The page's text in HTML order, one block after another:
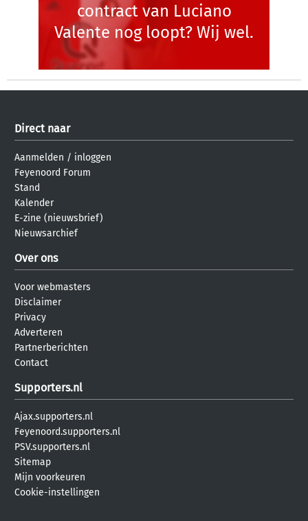
contract van Luciano
Valente nog loopt? Wij wel.
Direct naar
Aanmelden / inloggen
Feyenoord Forum
Stand
Kalender
E-zine (nieuwsbrief)
Nieuwsarchief
Over ons
Voor webmasters
Disclaimer
Privacy
Adverteren
Partnerberichten
Contact
Supporters.nl
Ajax.supporters.nl
Feyenoord.supporters.nl
PSV.supporters.nl
Sitemap
Mijn voorkeuren
Cookie-instellingen